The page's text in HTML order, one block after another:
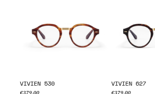
VIVIEN 530 VIVIEN 627